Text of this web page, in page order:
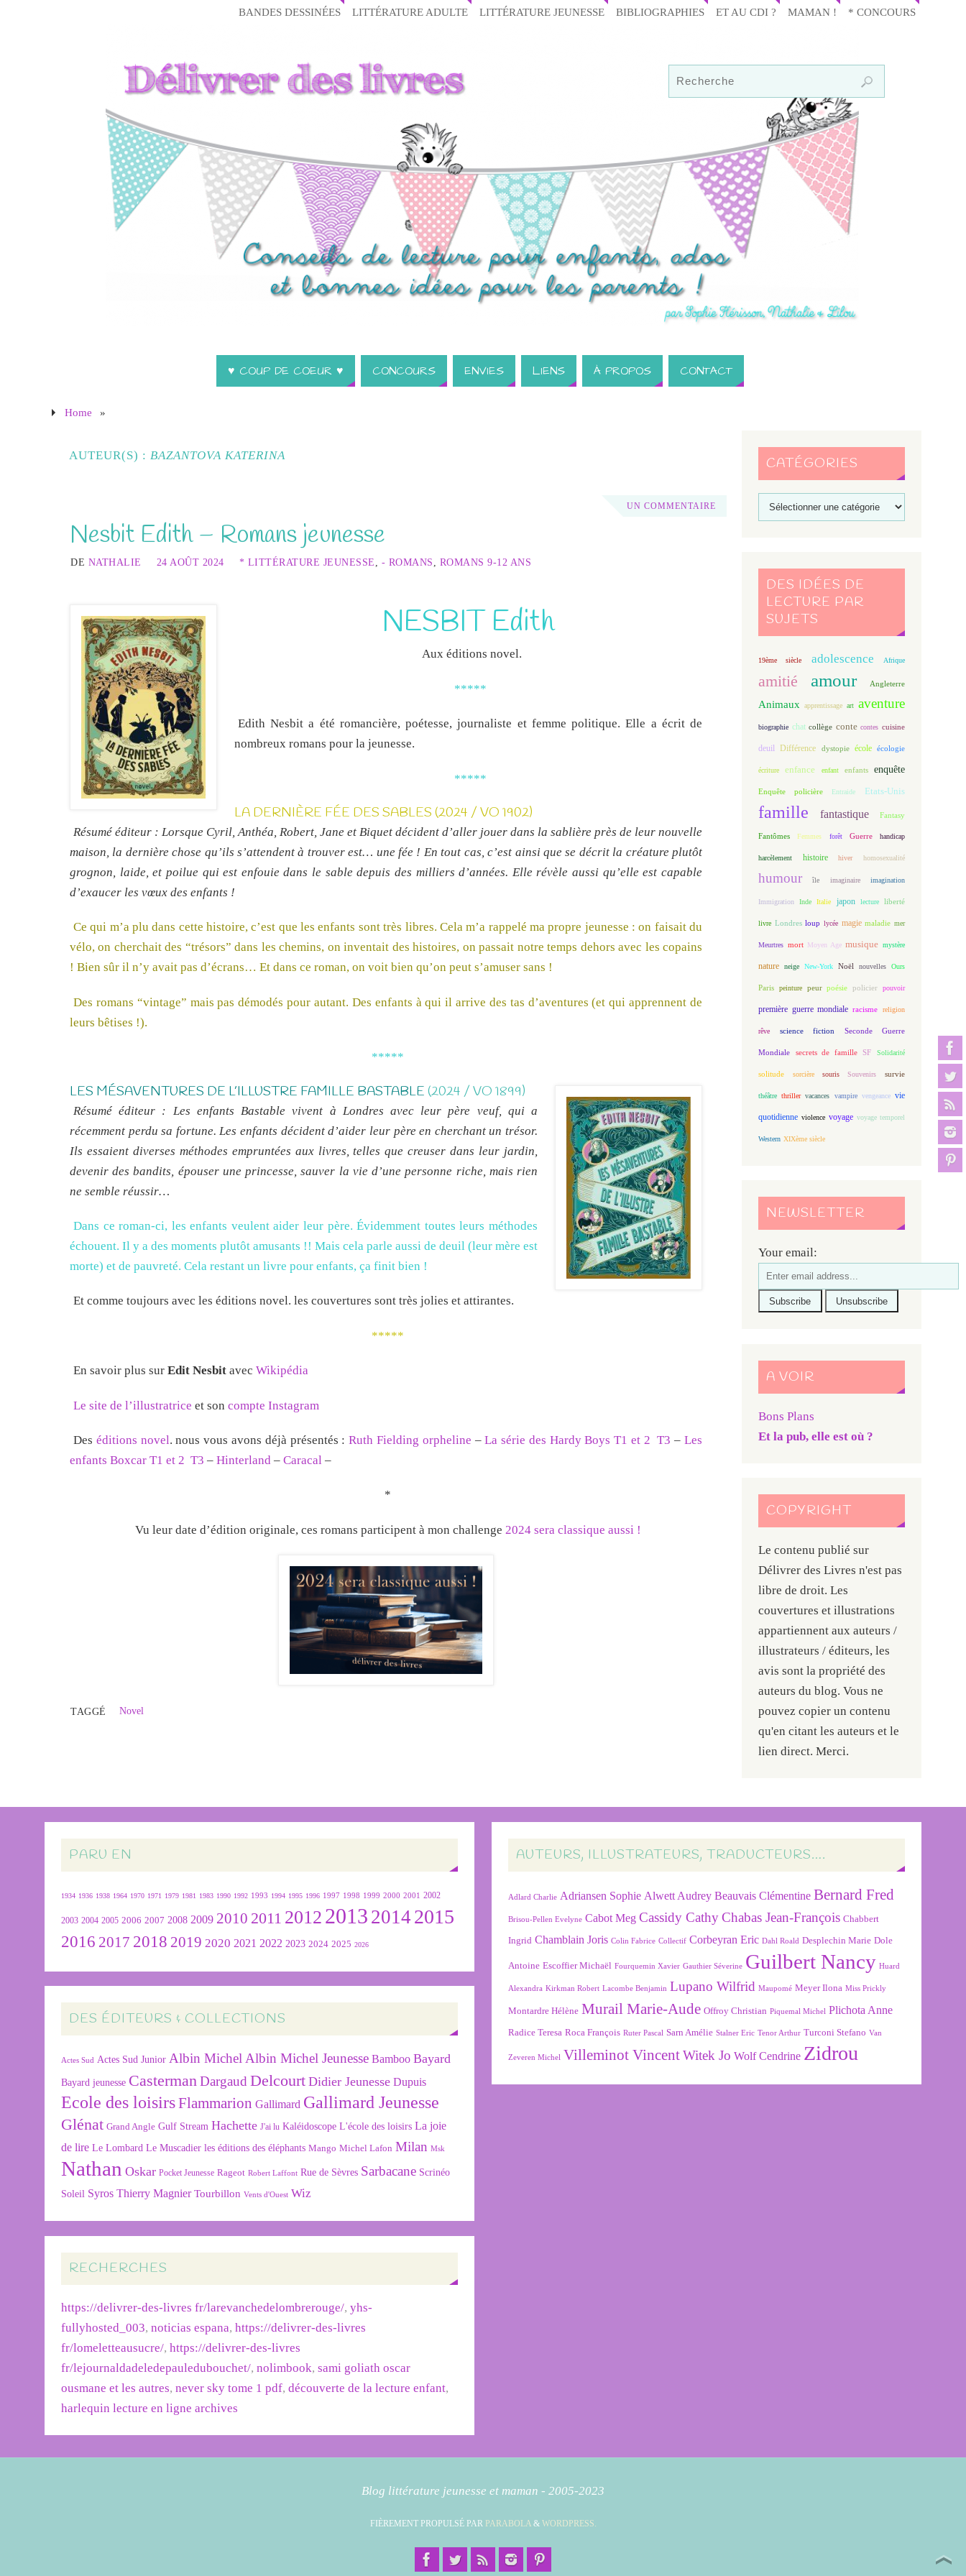
BANDES DESSINÉES LITTÉRATURE ADULTE LITTÉRATURE JEUNESSE BIBLIOGRAPHIES ET AU CDI ? MAMAN ! * CONCOURS
♥ COUP DE COEUR ♥ CONCOURS ENVIES LIENS À PROPOS CONTACT
Home »
AUTEUR(S) : BAZANTOVA KATERINA
UN COMMENTAIRE
Nesbit Edith – Romans jeunesse
DE NATHALIE 24 AOÛT 2024 * LITTÉRATURE JEUNESSE - ROMANS ROMANS 9-12 ANS
NESBIT Edith
Aux éditions novel.
*****
Edith Nesbit a été romancière, poétesse, journaliste et femme politique. Elle a écrit de
nombreux romans pour la jeunesse.
*****
LA DERNIÈRE FÉE DES SABLES (2024 / VO 1902)
Résumé éditeur : Lorsque Cyril, Anthéa, Robert, Jane et Biquet décident d’aller jouer dans la sablière près de leur nouvelle
maison, la dernière chose qu’ils s’attendent à trouver est… une fée ! En tout cas, c’est ainsi que se décrit la créature plutôt
grognon, laide, et poilue qui est enfouie dans le sable depuis des milliers d’années. Elle révèle aussi qu’elle est capable
d’exaucer les vœux des enfants !
Ce qui m’a plu dans cette histoire, c’est que les enfants sont très libres. Cela m’a rappelé ma propre jeunesse : on faisait du
vélo, on cherchait des “trésors” dans les chemins, on inventait des histoires, on passait notre temps dehors avec les copains
! Bien sûr il n’y avait pas d’écrans… Et dans ce roman, on voit bien qu’on peut s’amuser sans !
Des romans “vintage” mais pas démodés pour autant. Des enfants à qui il arrive des tas d’aventures (et qui apprennent de
leurs bêtises !).
*****
LES MÉSAVENTURES DE L’ILLUSTRE FAMILLE BASTABLE (2024 / VO 1899)
Résumé éditeur : Les enfants Bastable vivent à Londres avec leur père veuf, qui a
récemment perdu sa fortune. Les enfants décident d’aider leur père en cherchant un trésor.
Ils essaient diverses méthodes empruntées aux livres, telles que creuser dans leur jardin,
devenir des bandits, épouser une princesse, sauver la vie d’une personne riche, mais rien
ne semble réussir…
Dans ce roman-ci, les enfants veulent aider leur père. Évidemment toutes leurs méthodes
échouent. Il y a des moments plutôt amusants !! Mais cela parle aussi de deuil (leur mère est
morte) et de pauvreté. Cela restant un livre pour enfants, ça finit bien !
Et comme toujours avec les éditions novel. les couvertures sont très jolies et attirantes.
*****
En savoir plus sur Edit Nesbit avec Wikipédia
Le site de l’illustratrice et son compte Instagram
Des éditions novel. nous vous avons déjà présentés :Ruth Fielding orpheline –La série des Hardy Boys T1 et 2 T3 –Les
enfants Boxcar T1 et 2 T3 – Hinterland – Caracal –
*
Vu leur date d’édition originale, ces romans participent à mon challenge 2024 sera classique aussi !
TAGGÉ Novel
CATÉGORIES
DES IDÉES DE
LECTURE PAR
SUJETS
19ème siècle adolescence Afrique
amitié amour Angleterre
Animaux apprentissage art aventure
biographie chat collège conte contes cuisine
deuil Différence dystopie école écologie
écriture enfance enfant enfants enquête
Enquête policière Entraide Etats-Unis
famille fantastique Fantasy
Fantômes Femmes forêt Guerre handicap
harcèlement histoire hiver homosexualité
humour île imaginaire imagination
Immigration Inde Italie japon lecture liberté
livre Londres loup lycée magie maladie mer
Meurtres mort Moyen Age musique mystère
nature neige New-York Noël nouvelles Ours
Paris peinture peur poésie policier pouvoir
première guerre mondiale racisme religion
rêve science fiction Seconde Guerre
Mondiale secrets de famille SF Solidarité
solitude sorcière souris Souvenirs survie
théâtre thriller vacances vampire vengeance vie
quotidienne violence voyage voyage temporel
Western XIXème siècle
NEWSLETTER
Your email:
A VOIR
Bons Plans
Et la pub, elle est où ?
COPYRIGHT
Le contenu publié sur
Délivrer des Livres n'est pas
libre de droit. Les
couvertures et illustrations
appartiennent aux auteurs /
illustrateurs / éditeurs, les
avis sont la propriété des
auteurs du blog. Vous ne
pouvez copier un contenu
qu'en citant les auteurs et le
lien direct. Merci.
PARU EN
1934 1936 1938 1964 1970 1971 1979 1981 1983 1990 1992 1993 1994 1995 1996 1997 1998 1999 2000 2001 2002
2003 2004 2005 2006 2007 2008 2009 2010 2011 2012 2013 2014 2015
2016 2017 2018 2019 2020 2021 2022 2023 2024 2025 2026
DES ÉDITEURS & COLLECTIONS
Actes Sud Actes Sud Junior Albin Michel Albin Michel Jeunesse Bamboo Bayard
Bayard jeunesse CastermanDargaud Delcourt Didier Jeunesse Dupuis
Ecole des loisirsFlammarion Gallimard Gallimard Jeunesse
Glénat Grand Angle Gulf Stream Hachette J'ai lu Kaléidoscope L'école des loisirs La joie
de lire Le Lombard Le Muscadier les éditions des éléphants Mango Michel Lafon Milan Msk
Nathan Oskar Pocket Jeunesse Rageot Robert Laffont Rue de Sèvres Sarbacane Scrinéo
Soleil Syros Thierry Magnier Tourbillon Vents d'Ouest Wiz
RECHERCHES
https://delivrer-des-livres fr/larevanchedelombrerouge/,yhs-
fullyhosted_003,noticias espana,https://delivrer-des-livres
fr/lomeletteausucre/,https://delivrer-des-livres
fr/lejournaldadeledepauledubouchet/,nolimbook,sami goliath oscar
ousmane et les autres,never sky tome 1 pdf,découverte de la lecture enfant,
harlequin lecture en ligne archives
AUTEURS, ILLUSTRATEURS, TRADUCTEURS….
Adlard Charlie Adriansen Sophie Alwett Audrey Beauvais Clémentine Bernard Fred
Brisou-Pellen Evelyne Cabot Meg Cassidy Cathy Chabas Jean-François Chabbert
Ingrid Chamblain Joris Colin Fabrice Collectif Corbeyran Eric Dahl Roald Desplechin Marie Dole
Antoine Escoffier Michaël Fourquemin Xavier Gauthier Séverine Guilbert Nancy Huard
Alexandra Kirkman Robert Lacombe Benjamin Lupano Wilfrid Maupomé Meyer Ilona Miss Prickly
Montardre Hélène Murail Marie-Aude Offroy Christian Piquemal Michel Plichota Anne
Radice Teresa Roca François Ruter Pascal Sarn Amélie Stalner Eric Tenor Arthur Turconi Stefano Van
Zeveren Michel Villeminot Vincent Witek Jo Wolf Cendrine Zidrou
Blog littérature jeunesse et maman - 2005-2023
FIÈREMENT PROPULSÉ PAR PARABOLA & WORDPRESS.